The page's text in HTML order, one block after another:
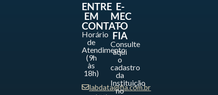
ENTRE
EM
CONTATO
Horário
de
Atendimento
(9h
às
18h)
labdata@fia.com.br
E-
MEC
-
FIA
Consulte
aqui
o
cadastro
da
Instituição
no